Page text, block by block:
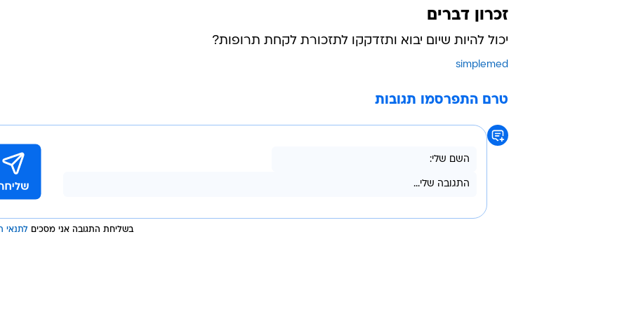
זכרון דברים
יכול להיות שיום יבוא ותזדקקו לתזכורת לקחת תרופות?
simplemed
טרם התפרסמו תגובות
בשליחת התגובה אני מסכים לתנאי